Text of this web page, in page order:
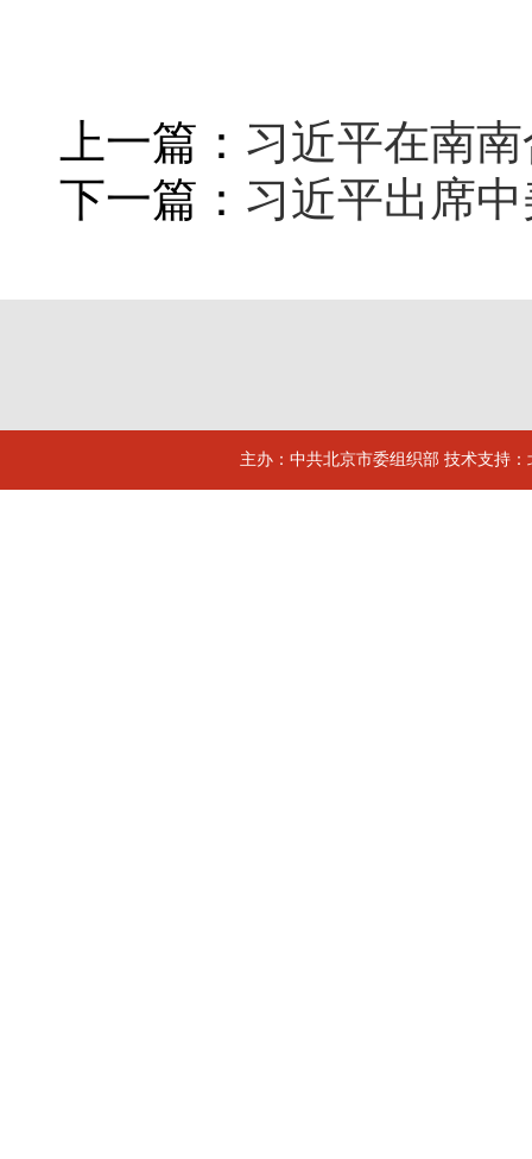
上一篇： 习近平在南
下一篇： 习近平出席
主办：中共北京市委组织部 技术支持